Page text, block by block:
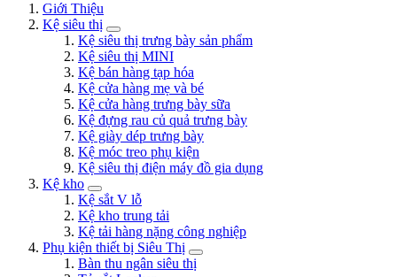
Giới Thiệu
Kệ siêu thị
Kệ siêu thị trưng bày sản phẩm
Kệ siêu thị MINI
Kệ bán hàng tạp hóa
Kệ cửa hàng mẹ và bé
Kệ cửa hàng trưng bày sữa
Kệ đựng rau củ quả trưng bày
Kệ giày dép trưng bày
Kệ móc treo phụ kiện
Kệ siêu thị điện máy đồ gia dụng
Kệ kho
Kệ sắt V lỗ
Kệ kho trung tải
Kệ tải hàng nặng công nghiệp
Phụ kiện thiết bị Siêu Thị
Bàn thu ngân siêu thị